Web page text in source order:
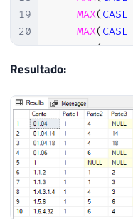
19
20
21
22
24
25
26
27
28
29
30
MAX( CASE
MAX( CASE
MAX(CASE
MAX
MAX(CASE
MAX
CASE
FROM
    dados A
GROUP
BY
    A
.Conta
Resultado: